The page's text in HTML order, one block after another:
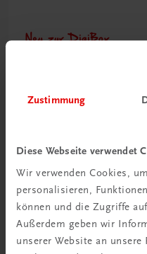
Zustimmung
Diese Webseite verwendet
Wir verwenden Cookies,
personalisieren,
können und die Zugriffe
Außerdem geben wir
unserer Website an
Neu zur DigiBox